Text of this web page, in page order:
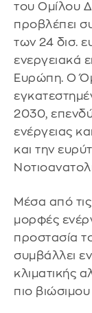
του Ομίλου
προβλέπει
των 24 δισ.
ενεργειακά
Ευρώπη. Ο
2030,
ενέργειας
και την
Μέσα από
μορφές
προστασία
συμβάλλει
κλιματικής
πιο